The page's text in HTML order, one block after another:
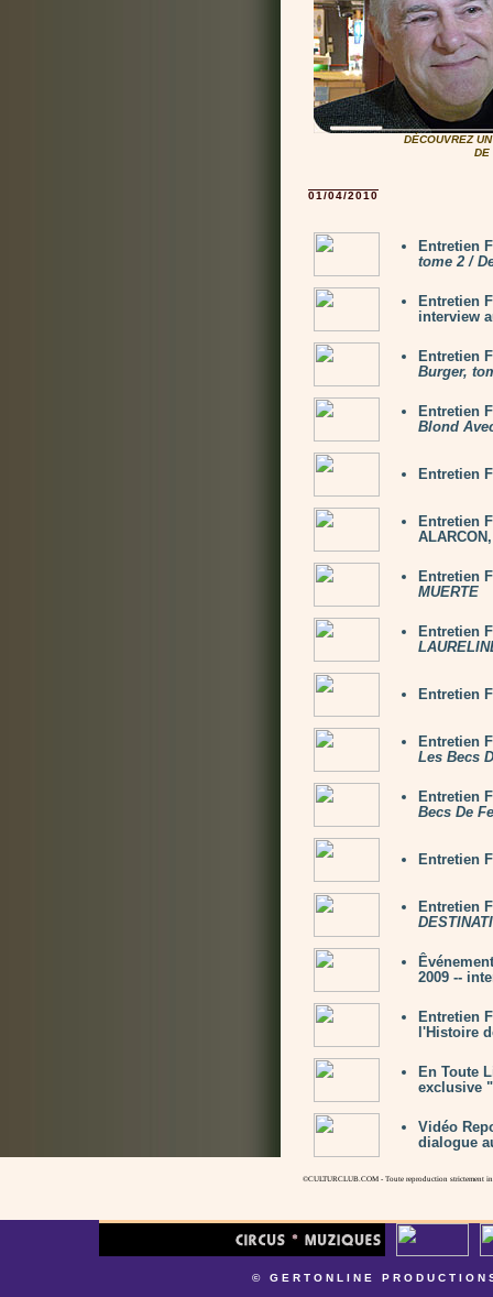
DÉCOUVREZ
DE
01/04/2010
Entretien
tome 2 /
Entretien
interview
Entretien
Burger,
Entretien
Blond
Entretien
Entretien
Entretien
MUERTE
Entretien
Entretien
Entretien
Les Becs
Entretien
Becs De
Entretien
Entretien
2009 --
Entretien
l'Histoire
En Toute
exclusive
Vidéo
dialogue
©CULTURCLUB.COM - Toute reproduction strictement
© GERTONLINE